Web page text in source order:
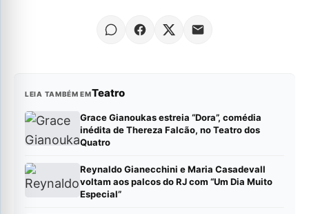
LEIA TAMBÉM EMTeatro
Grace Gianoukas estreia “Dora”, comédia
inédita de Thereza Falcão, no Teatro dos
Quatro
Reynaldo Gianecchini e Maria Casadevall
voltam aos palcos do RJ com “Um Dia Muito
Especial”